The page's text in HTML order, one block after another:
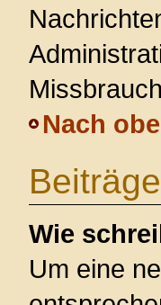
Nach
Wie
Um eine